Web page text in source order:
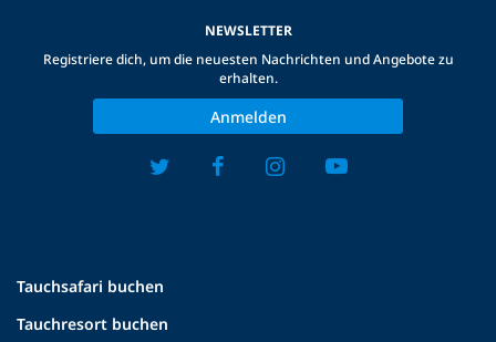
Tauchsafari buchen
Tauchresort buchen
NEWSLETTER
Registriere dich, um die neuesten Nachrichten und Angebote zu
erhalten.
Anmelden